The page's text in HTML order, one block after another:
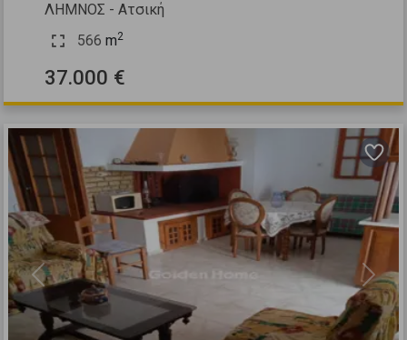
ΛΗΜΝΟΣ - Ατσική
566 m2
37.000 €
Previous Next